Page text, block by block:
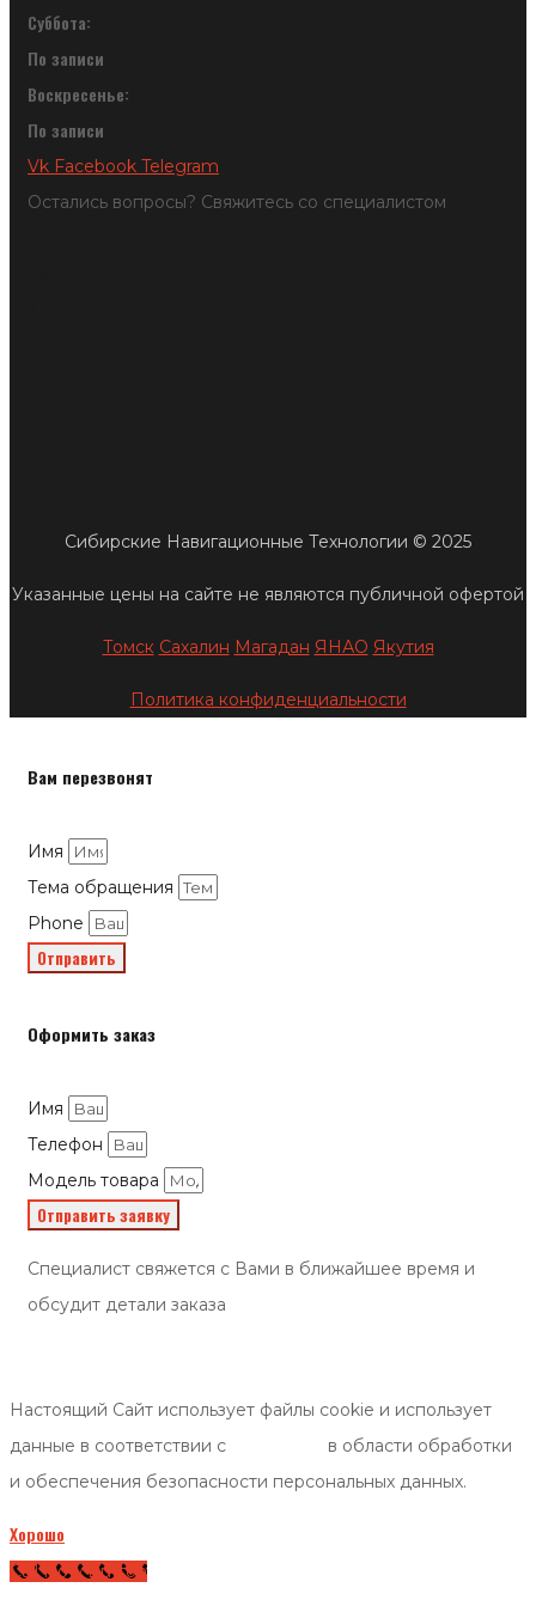
Суббота:
По записи
Воскресенье:
По записи
Vk Facebook Telegram
Остались вопросы? Свяжитесь со специалистом
Сибирские Навигационные Технологии © 2025
Указанные цены на сайте не являются публичной офертой
Томск Сахалин Магадан ЯНАО Якутия
Политика конфиденциальности
Вам перезвонят
Имя
Тема обращения
Phone
Отправить
Оформить заказ
Имя
Телефон
Модель товара
Отправить заявку
Специалист свяжется с Вами в ближайшее время и
обсудит детали заказа
Настоящий Сайт использует файлы cookie и использует
данные в соответствии с
в области обработки
и обеспечения безопасности персональных данных.
Хорошо
Call Now Button